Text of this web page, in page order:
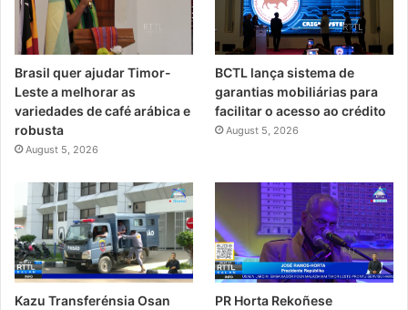
Brasil quer ajudar Timor-
Leste a melhorar as
variedades de café arábica e
robusta
August 5, 2026
BCTL lança sistema de
garantias mobiliárias para
facilitar o acesso ao crédito
August 5, 2026
Kazu Transferénsia Osan
PR Horta Rekoñese